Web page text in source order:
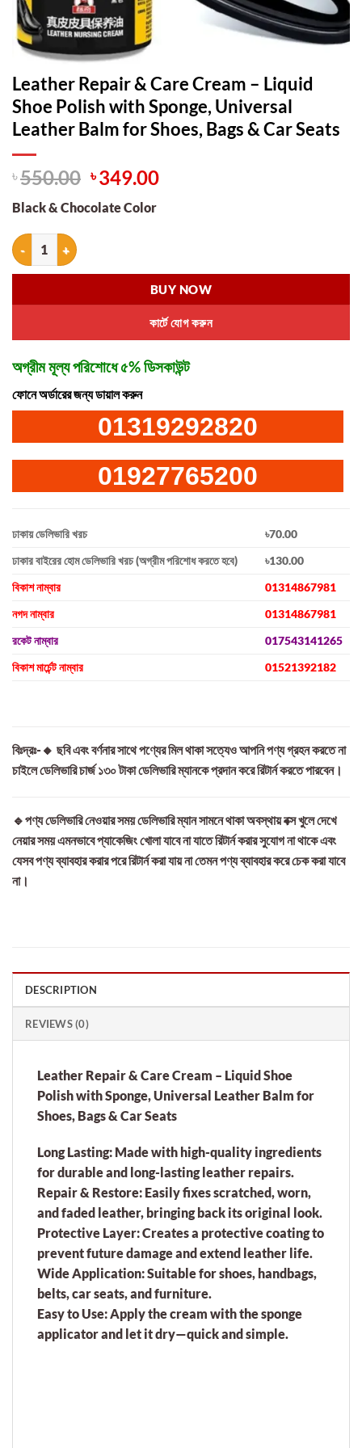
Leather Repair & Care Cream – Liquid
Shoe Polish with Sponge, Universal
Leather Balm for Shoes, Bags & Car Seats
৳550.00 Original
was:
৳349.00Current
Black & Chocolate Color
Leather Repair & Care Cream – Liquid Shoe Polish with Sponge,
কার্টে যোগ করুন
BUY NOW
অগ্রীম মূল্য পরিশোধে ৫% ডিসকাউন্ট
ফোনে অর্ডারের জন্য ডায়াল করুন
01319292820
01927765200
ঢাকায় ডেলিভারি খরচ
৳70.00
ঢাকার বাইরের হোম ডেলিভারি খরচ (অগ্রীম পরিশোধ করতে হবে)
৳130.00
বিকাশ নাম্বার
01314867981
নগদ নাম্বার
01314867981
রকেট নাম্বার
017543141265
বিকাশ মার্চেন্ট নাম্বার
01521392182
বিঃদ্রঃ-🔸 ছবি এবং বর্ণনার সাথে পণ্যের মিল থাকা সত্যেও আপনি পণ্য গ্রহন করতে না
চাইলে ডেলিভারি চার্জ ১৩০ টাকা ডেলিভারি ম্যানকে প্রদান করে রিটার্ন করতে পারবেন।
🔹পণ্য ডেলিভারি নেওয়ার সময় ডেলিভারি ম্যান সামনে থাকা অবস্থায় বক্স খুলে দেখে
নেয়ার সময় এমনভাবে প্যাকেজিং খোলা যাবে না যাতে রিটার্ন করার সুযোগ না থাকে এবং
যেসব পণ্য ব্যাবহার করার পরে রিটার্ন করা যায় না তেমন পণ্য ব্যাবহার করে চেক করা যাবে
না।
DESCRIPTION
REVIEWS (0)
Leather Repair & Care Cream – Liquid Shoe
Polish with Sponge, Universal Leather Balm for
Shoes, Bags & Car Seats
Long Lasting: Made with high-quality ingredients
for durable and long-lasting leather repairs.
Repair & Restore: Easily fixes scratched, worn,
and faded leather, bringing back its original look.
Protective Layer:Creates a protective coating to
prevent future damage and extend leather life.
Wide Application:Suitable for shoes, handbags,
belts, car seats, and furniture.
Easy to Use:Apply the cream with the sponge
applicator and let it dry—quick and simple.